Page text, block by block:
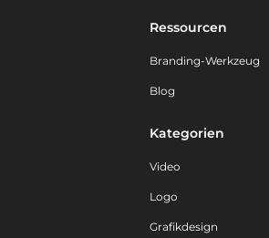
Ressourcen
Branding-Werkzeug
Blog
Kategorien
Video
Logo
Grafikdesign